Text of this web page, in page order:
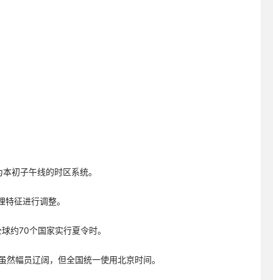
初子午线的时区系统。
征进行调整。
约70个国家实行夏令时。
幅员辽阔，但全国统一使用北京时间。